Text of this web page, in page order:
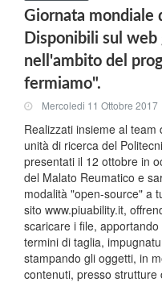
Giornata mondiale
Disponibili sul
nell'ambito del
fermiamo".
Mercoledi 11 Ottobre 2017
Realizzati insieme al
unità di ricerca del
presentati il 12 ottobre in
del Malato Reumatico e
modalità "open-source" a
sito www.piuability.it,
scaricare i file,
termini di taglia,
stampando gli oggetti, in
contenuti, presso strutture